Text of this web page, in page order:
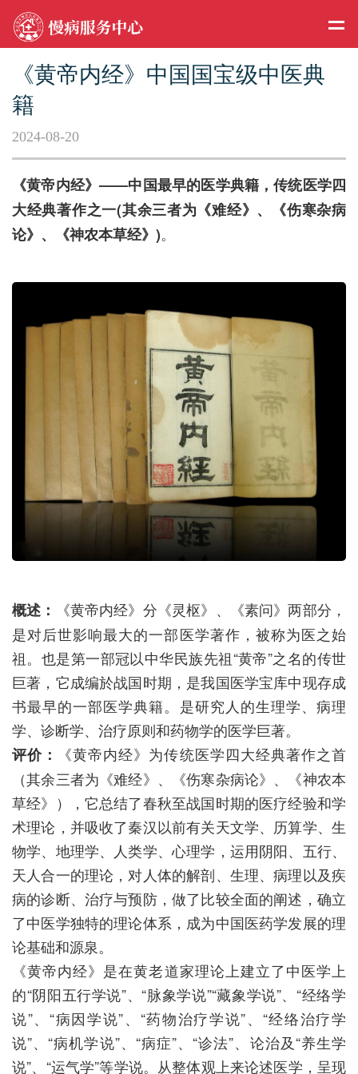
《黄帝内经》中国国宝级中医典
籍
2024-08-20
《黄帝内经》——中国最早的医学典籍，传统医学四
大经典著作之一(其余三者为《难经》、《伤寒杂病
论》、《神农本草经》 )。
概述：
《黄帝内经》分《灵枢》、《素问》两部分，
是对后世影响最大的一部医学著作，被称为医之始
祖。也是第一部冠以中华民族先祖“黄帝”之名的传世
巨著，它成编於战国时期，是我国医学宝库中现存成
书最早的一部医学典籍。是研究人的生理学、病理
学、诊断学、治疗原则和药物学的医学巨著。
评价：
《黄帝内经》为传统医学四大经典著作之首
（其余三者为《难经》、《伤寒杂病论》、《神农本
草经》），它总结了春秋至战国时期的医疗经验和学
术理论，并吸收了秦汉以前有关天文学、历算学、生
物学、地理学、人类学、心理学，运用阴阳、五行、
天人合一的理论，对人体的解剖、生理、病理以及疾
病的诊断、治疗与预防，做了比较全面的阐述，确立
了中医学独特的理论体系，成为中国医药学发展的理
论基础和源泉。
《黄帝内经》 是在黄老道家理论上建立了中医学上
的“阴阳五行学说”、“脉象学说”“藏象学说”、“经络学
说”、“病因学说”、“药物治疗学说”、“经络治疗学
说”、“病机学说”、“病症”、“诊法”、论治及“养生学
说”、“运气学”等学说。从整体观上来论述医学，呈现